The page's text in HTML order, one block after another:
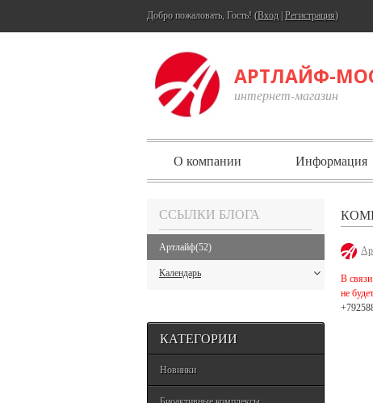
Добро пожаловать, Гость! (Вход Регистрация)
АРТЛАЙФ-
интернет-магазин
О компании Информация
ССЫЛКИ БЛОГА
Артлайф(52)
Календарь
КАТЕГОРИИ
Новинки
В
не будет.